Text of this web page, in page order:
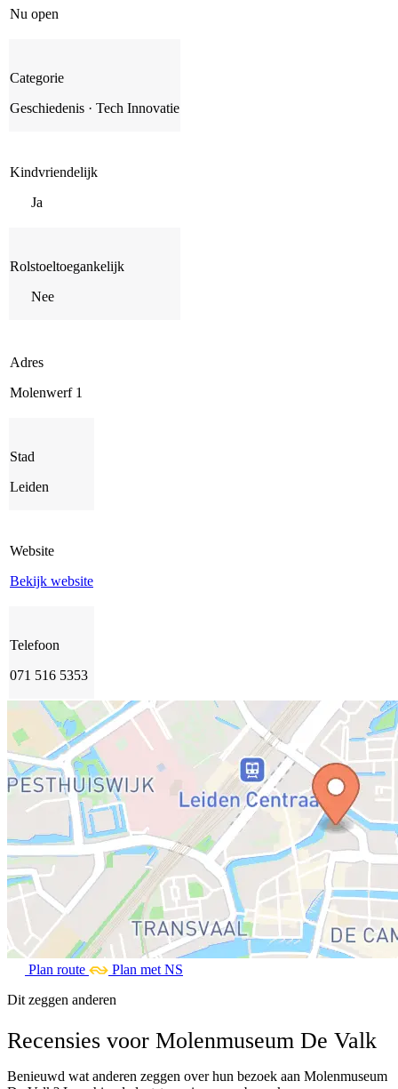
Nu open
Categorie
Geschiedenis · Tech Innovatie
Kindvriendelijk
Ja
Rolstoeltoegankelijk
Nee
Adres
Molenwerf 1
Stad
Leiden
Website
Bekijk website
Telefoon
071 516 5353
Plan route
Plan met NS
Dit zeggen anderen
Recensies voor Molenmuseum De Valk
Benieuwd wat anderen zeggen over hun bezoek aan Molenmuseum